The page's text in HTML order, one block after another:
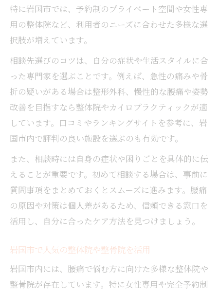
特に岩国市では、予約制のプライベート空間や女性専
用の整体院など、利用者のニーズに合わせた多様な選
択肢が増えています。
相談先選びのコツは、自分の症状や生活スタイルに合
った専門家を選ぶことです。例えば、急性の痛みや骨
折の疑いがある場合は整形外科、慢性的な腰痛や姿勢
改善を目指すなら整体院やカイロプラクティックが適
しています。口コミやランキングサイトを参考に、岩
国市内で評判の良い施設を選ぶのも有効です。
また、相談時には自身の症状や困りごとを具体的に伝
えることが重要です。初めて相談する場合は、事前に
質問事項をまとめておくとスムーズに進みます。腰痛
の原因や対策は個人差があるため、信頼できる窓口を
活用し、自分に合ったケア方法を見つけましょう。
岩国市で人気の整体院や整骨院を活用
岩国市内には、腰痛で悩む方に向けた多様な整体院や
整骨院が存在しています。特に女性専用や完全予約制